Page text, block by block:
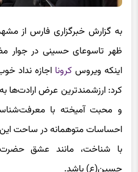
ظهر تاسوعای حسینی در جوار
اینکه ویروس کرونااجازه نداد
کرد: ارزشمندترین عرض ارادت‌ها
و محبت آمیخته با
احساسات متوهمانه در ساحت این
با شناخت، مانند عشق
حسین(ع) باشد.